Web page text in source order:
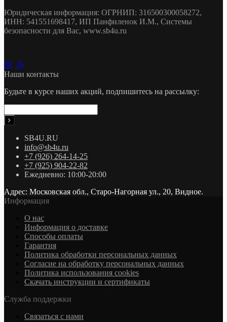
Юридическая информация: ОГРНИП: 316500300058272,
ИНН: 541551698417, ИП Панфиленок И.М., Системы
безопасности для Вас, www.sb4u.ru
Наши контакты
Будьте в курсе наших акций, подпишитесь на рассылку:
SB4U.RU
info@sb4u.ru
+7 (926) 264-14-25
+7 (925) 904-22-82
Ежедневно: 10:00-20:00
Адрес: Московская обл., Старо-Нагорная ул., 20, Видное.
Информация
О нас
Информация о доставке
Cпособы оплаты
Гарантия
Политика обработки персональных данных
Согласие на обработку персональных данных
Политика использования cookies
Скачать инструкции и сертификаты
Служба поддержки
Связаться с нами